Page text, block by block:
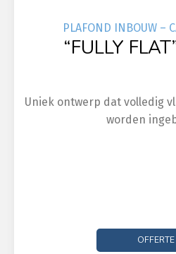
PLAFOND INBOUW –
“FULLY
Uniek ontwerp dat volledig
worden
OFFERTE